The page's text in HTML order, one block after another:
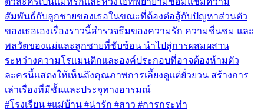
สัมพันธ์กับลูกชายของเธอในขณะที่ต้องต่อสู้กับปัญหาส่วนตัว
ของเธอเองเรื่องราวนี้สำรวจธีมของความรัก ความชื่นชม และ
พลวัตของแม่และลูกชายที่ซับซ้อน นำไปสู่การผสมผสาน
ระหว่างความโรแมนติกและองค์ประกอบที่อาจต้องห้ามตัว
ละครนี้แสดงให้เห็นถึงคุณภาพการเลี้ยงดูแต่ยั่วยวน สร้างการ
เล่าเรื่องที่มีชั้นและประจุทางอารมณ์
#โรงเรียน #แม่บ้าน #น่ารัก #สาว #การกระทำ